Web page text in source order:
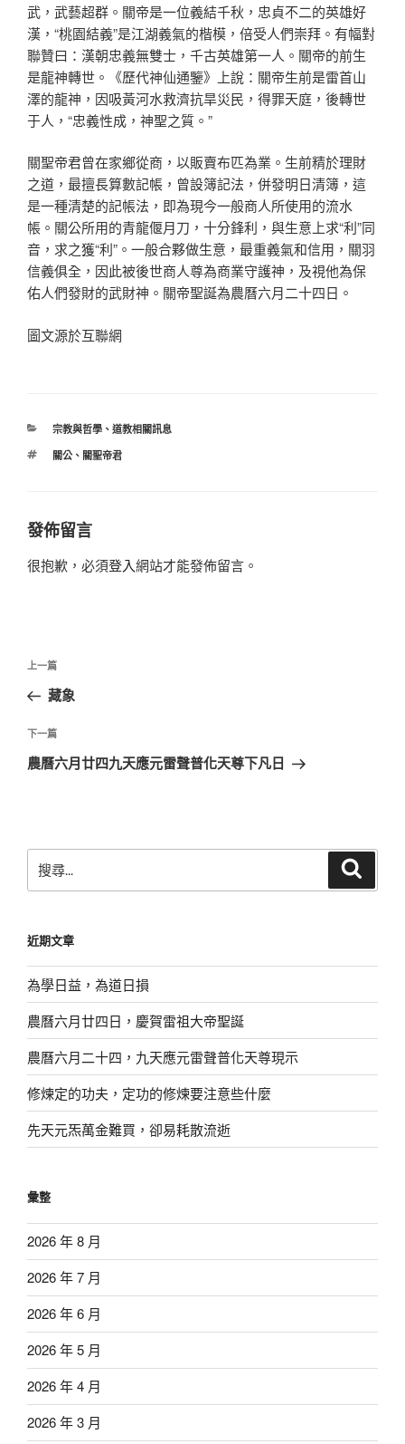
武，武藝超群。關帝是一位義結千秋，忠貞不二的英雄好
漢，“桃園結義”是江湖義氣的楷模，倍受人們崇拜。有幅對
聯贊曰：漢朝忠義無雙士，千古英雄第一人。關帝的前生
是龍神轉世。《歷代神仙通鑒》上說：關帝生前是雷首山
澤的龍神，因吸黃河水救濟抗旱災民，得罪天庭，後轉世
于人，“忠義性成，神聖之質。”
關聖帝君曾在家鄉從商，以販賣布匹為業。生前精於理財
之道，最擅長算數記帳，曾設簿記法，併發明日清簿，這
是一種清楚的記帳法，即為現今一般商人所使用的流水
帳。關公所用的青龍偃月刀，十分鋒利，與生意上求“利”同
音，求之獲“利”。一般合夥做生意，最重義氣和信用，關羽
信義俱全，因此被後世商人尊為商業守護神，及視他為保
佑人們發財的武財神。關帝聖誕為農曆六月二十四日。
圖文源於互聯網
分
宗教與哲學、 道教相關訊息
標
關公、 關聖帝君
發佈留言
很抱歉，必須登入網站才能發佈留言。
文
導
覽
上
一
文
章
上一篇
藏象
下
一
下一篇
農曆六月廿四九天應元雷聲普化天尊下凡日
尋
字:
近期文章
為學日益，為道日損
農曆六月廿四日，慶賀雷祖大帝聖誕
農曆六月二十四，九天應元雷聲普化天尊現示
修煉定的功夫，定功的修煉要注意些什麼
先天元炁萬金難買，卻易耗散流逝
彙整
2026 年 8 月
2026 年 7 月
2026 年 6 月
2026 年 5 月
2026 年 4 月
2026 年 3 月